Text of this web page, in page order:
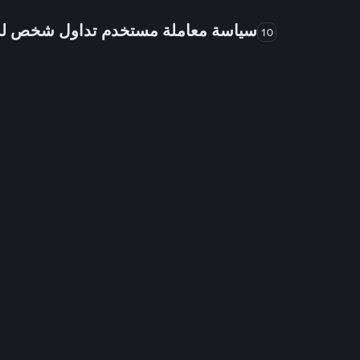
10 سياسة معاملة مستخدم تداول